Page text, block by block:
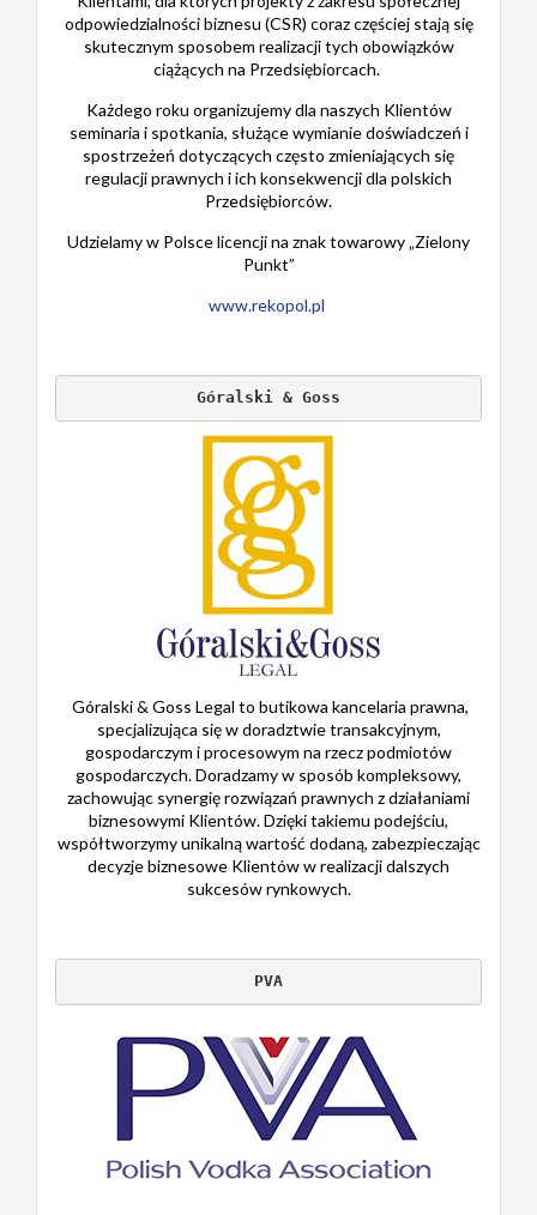
odpowiedzialności biznesu (CSR) coraz częściej stają się
skutecznym sposobem realizacji tych obowiązków
ciążących na Przedsiębiorcach.
Każdego roku organizujemy dla naszych Klientów
seminaria i spotkania, służące wymianie doświadczeń i
spostrzeżeń dotyczących często zmieniających się
regulacji prawnych i ich konsekwencji dla polskich
Przedsiębiorców.
Udzielamy w Polsce licencji na znak towarowy „Zielony
Punkt”
www.rekopol.pl
Góralski & Goss
Góralski & Goss Legal to butikowa kancelaria prawna,
specjalizująca się w doradztwie transakcyjnym,
gospodarczym i procesowym na rzecz podmiotów
gospodarczych. Doradzamy w sposób kompleksowy,
zachowując synergię rozwiązań prawnych z działaniami
biznesowymi Klientów. Dzięki takiemu podejściu,
współtworzymy unikalną wartość dodaną, zabezpieczając
decyzje biznesowe Klientów w realizacji dalszych
sukcesów rynkowych.
PVA